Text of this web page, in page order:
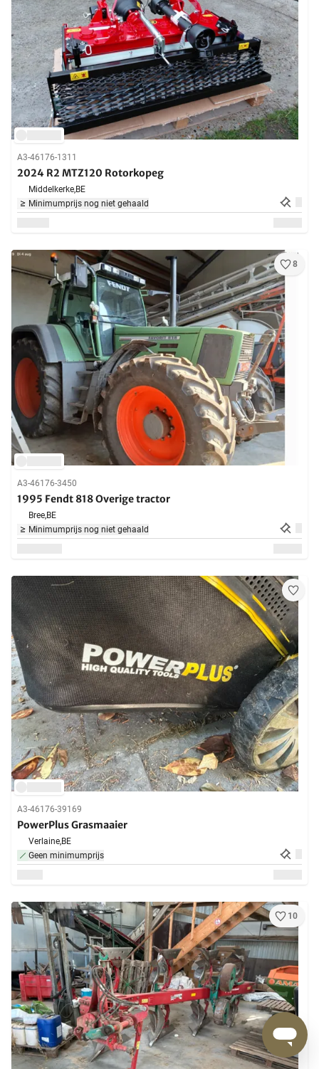
A3-46176-1311
2024 R2 MTZ120 Rotorkopeg
Middelkerke,BE
Minimumprijs nog niet gehaald
8
A3-46176-3450
1995 Fendt 818 Overige tractor
Bree,BE
Minimumprijs nog niet gehaald
A3-46176-39169
PowerPlus Grasmaaier
Verlaine,BE
Geen minimumprijs
10